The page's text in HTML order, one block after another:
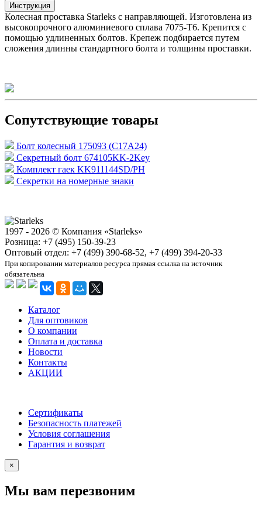
Инструкция
Колесная проставка Starleks с направляющей. Изготовлена из
высокопрочного алюминиевого сплава 7075-T6. Крепится с
помощью удлиненных болтов. Крепеж подбирается путем
сложения длинны стандартного болта и толщины проставки.
Сопутствующие товары
Болт колесный 175093 (C17A24)
Секретный болт 674105KK-2Key
Комплект гаек KK911144SD/PH
Секретки на номерные знаки
1997 - 2026 © Компания «Starleks»
Розница: +7 (495) 150-39-23
Оптовый отдел: +7 (499) 390-68-52, +7 (499) 394-20-33
При копировании материалов ресурса прямая ссылка на источник
обязательна
Каталог
Для оптовиков
О компании
Оплата и доставка
Новости
Контакты
АКЦИИ
Сертификаты
Безопасность платежей
Условия соглашения
Гарантия и возврат
×
Мы вам перезвоним